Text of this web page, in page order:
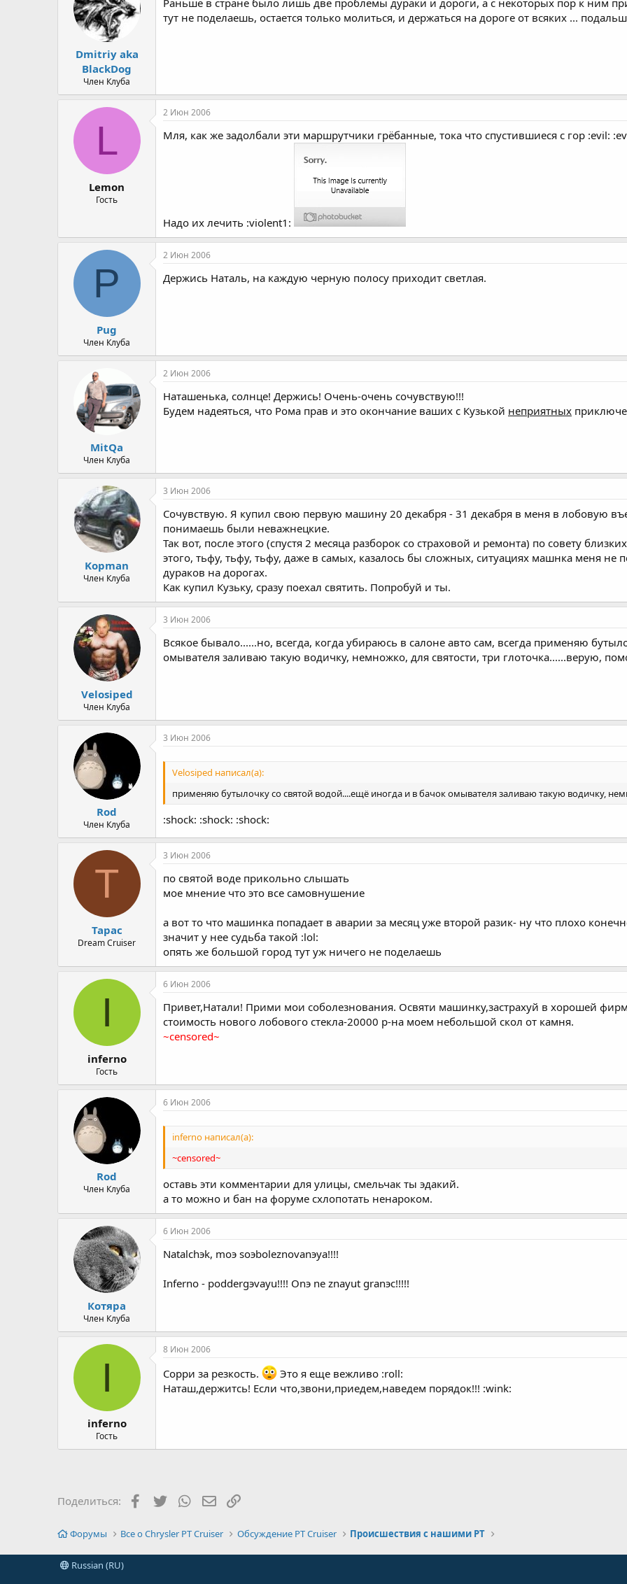
Dmitriy aka
BlackDog
Член Клуба
тут не поделаешь, остается только молиться, и держаться на дороге от всяких ...
L
Lemon
Гость
2 Июн 2006
Мля, как же задолбали эти маршрутчики грёбанные, тока что спустившиеся с гор :evil:
Надо их лечить :violent1:
P
Pug
Член Клуба
2 Июн 2006
Держись Наталь, на каждую черную полосу приходит светлая.
MitQa
Член Клуба
2 Июн 2006
Наташенька, солнце! Держись! Очень-очень сочувствую!!!
Будем надеяться, что Рома прав и это окончание ваших с Кузькой неприятных
Kopman
Член Клуба
3 Июн 2006
Сочувствую. Я купил свою первую машину 20 декабря - 31 декабря в меня в лобовую
понимаешь были неважнецкие.
Так вот, после этого (спустя 2 месяца разборок со страховой и ремонта) по совету
этого, тьфу, тьфу, тьфу, даже в самых, казалось бы сложных, ситуациях машнка меня не
дураков на дорогах.
Как купил Кузьку, сразу поехал святить. Попробуй и ты.
Velosiped
Член Клуба
3 Июн 2006
Всякое бывало......но, всегда, когда убираюсь в салоне авто сам, всегда применяю
омывателя заливаю такую водичку, немножко, для святости, три глоточка......верую,
Rod
Член Клуба
3 Июн 2006
Velosiped написал(а):
применяю бутылочку со святой водой....ещё иногда и в бачок омывателя заливаю такую водичку,
:shock: :shock: :shock:
Т
Тарас
Dream Cruiser
3 Июн 2006
по святой воде прикольно слышать
мое мнение что это все самовнушение
а вот то что машинка попадает в аварии за месяц уже второй разик- ну что плохо
значит у нее судьба такой :lol:
опять же большой город тут уж ничего не поделаешь
I
inferno
Гость
6 Июн 2006
Привет,Натали! Прими мои соболезнования. Освяти машинку,застрахуй в хорошей
стоимость нового лобового стекла-20000 р-на моем небольшой скол от камня.
~censored~
Rod
Член Клуба
6 Июн 2006
inferno написал(а):
~censored~
оставь эти комментарии для улицы, смельчак ты эдакий.
а то можно и бан на форуме схлопотать ненароком.
Котяра
Член Клуба
6 Июн 2006
Natalchэk, moэ soэboleznovanэya!!!!
Inferno - poddergэvayu!!!! Onэ ne znayut granэc!!!!!
I
inferno
Гость
8 Июн 2006
Сорри за резкость.
Это я еще вежливо :roll:
Наташ,держитсь! Если что,звони,приедем,наведем порядок!!! :wink:
Поделиться: Facebook
TwitterWhatsAppЭлектронная почта
Ссылка
Форумы Все о Chrysler PT Cruiser Обсуждение PT Cruiser Происшествия с нашими PT
Russian (RU)